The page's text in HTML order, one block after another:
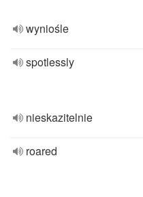
wyniośle
spotlessly
nieskazitelnie
roared